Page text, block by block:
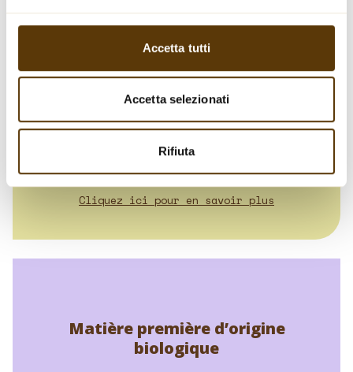
Accetta tutti
Accetta selezionati
Rifiuta
8,2 t CO2e (basé sur le marché)
Scope 3:
Nous poursuivons notre démarche vers l’atteinte des
objectifs de neutralité climatique définis par la
réglementation de l’Union européenne.
Cliquez ici pour en savoir plus
Matière première d’origine
biologique